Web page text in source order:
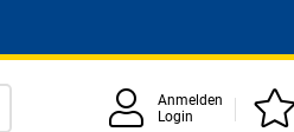
Anmelden
Login